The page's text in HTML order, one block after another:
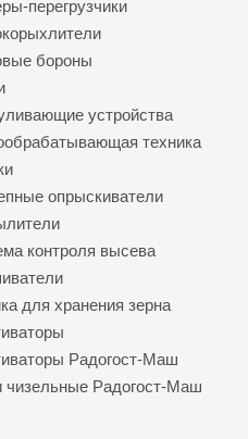
перегрузчики
бороны
устройства
техника
опрыскиватели
контроля высева
для хранения зерна
Радогост-Маш
чизельные Радогост-Маш